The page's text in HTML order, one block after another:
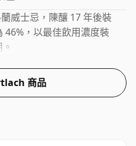
威士忌，陳釀 17 年後裝
46%，以最佳飲用濃度裝
商品